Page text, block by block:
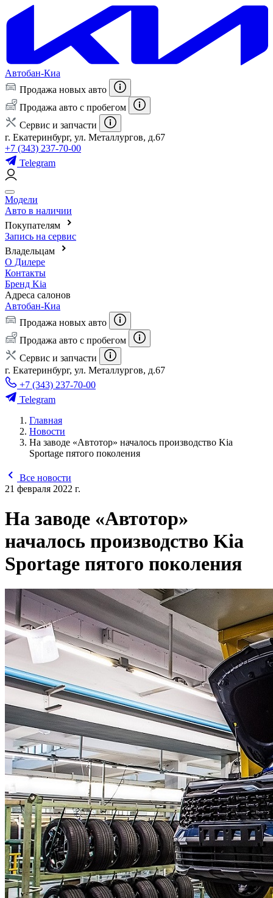
Автобан-Киа
Продажа новых авто
Продажа авто с пробегом
Сервис и запчасти
г. Екатеринбург, ул. Металлургов, д.67
+7 (343) 237-70-00
Telegram
Модели
Авто в наличии
Покупателям
Запись на сервис
Владельцам
О Дилере
Контакты
Бренд Kia
Адреса салонов
Автобан-Киа
Продажа новых авто
Продажа авто с пробегом
Сервис и запчасти
г. Екатеринбург, ул. Металлургов, д.67
+7 (343) 237-70-00
Telegram
Главная
Новости
На заводе «Автотор» началось производство Kia
Sportage пятого поколения
Все новости
21 февраля 2022 г.
На заводе «Автотор»
началось производство Kia
Sportage пятого поколения